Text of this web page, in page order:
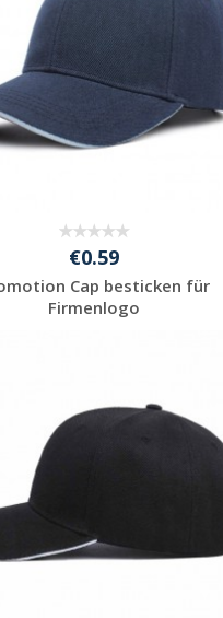
€0.59
Cap besticken für
Firmenlogo